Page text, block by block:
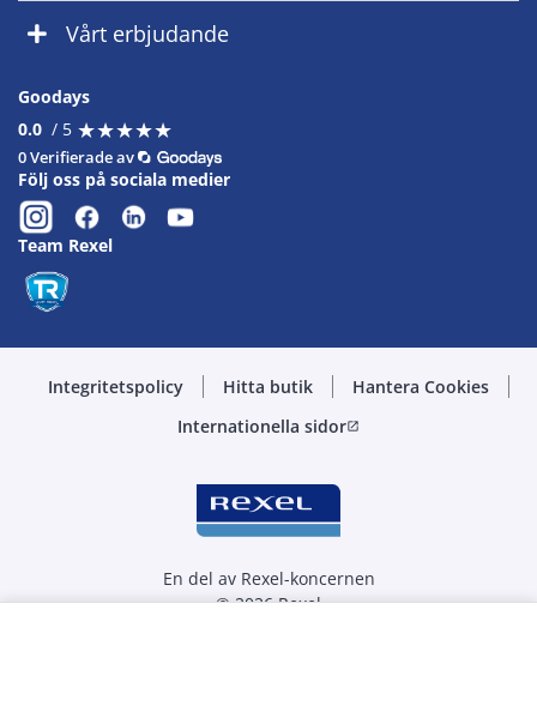
Vårt erbjudande
Goodays
0.0 / 5 ★★★★★
★★★★★
0 Verifierade av
Följ oss på sociala medier
Team Rexel
Integritetspolicy Hitta butik
Hantera Cookies
Internationella sidoropen_in_new
En del av Rexel-koncernen
© 2026 Rexel